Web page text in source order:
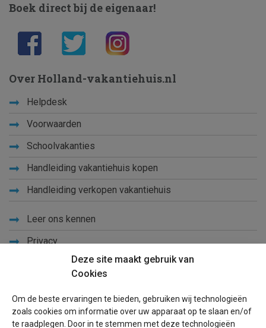
Deze site maakt gebruik van
Cookies
Om de beste ervaringen te bieden, gebruiken wij technologieën
zoals cookies om informatie over uw apparaat op te slaan en/of
te raadplegen. Door in te stemmen met deze technologieën
Boek direct bij de eigenaar!
Over Holland-vakantiehuis.nl
Helpdesk
Voorwaarden
Schoolvakanties
Handleiding vakantiehuis kopen
Handleiding verkopen vakantiehuis
Leer ons kennen
Privacy
Blog